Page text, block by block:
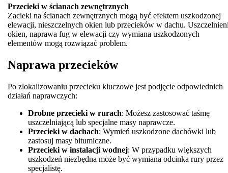
Przecieki w ścianach zewnętrznych
Zacieki na ścianach zewnętrznych mogą być efektem uszkodzonej
elewacji, nieszczelnych okien lub przecieków w dachu.
okien, naprawa fug w elewacji czy wymiana uszkodzonych
elementów mogą rozwiązać problem.
Naprawa przecieków
Po zlokalizowaniu przecieku kluczowe jest podjęcie odpowiednich
działań naprawczych:
Drobne przecieki w rurach: Możesz zastosować taśmę
uszczelniającą lub specjalne masy naprawcze.
Przecieki w dachach: Wymień uszkodzone dachówki lub
zastosuj masy bitumiczne.
Przecieki w instalacji wodnej: W przypadku większych
uszkodzeń niezbędna może być wymiana odcinka rury przez
specjalistę.